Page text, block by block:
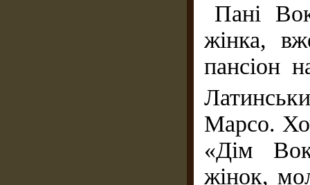
Пані
жінка,
пансіон
Марсо.
«Дім
жінок,